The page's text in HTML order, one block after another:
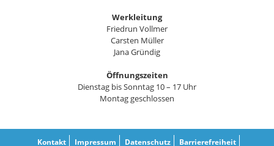
Werkleitung
Friedrun Vollmer
Carsten Müller
Jana Gründig
Öffnungszeiten
Dienstag bis Sonntag 10 – 17 Uhr
Montag geschlossen
Kontakt Impressum Datenschutz Barrierefreiheit